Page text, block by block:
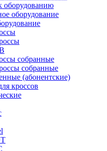
оборудованию
оборудование
собранные
собранные
(абонентские)
кроссов